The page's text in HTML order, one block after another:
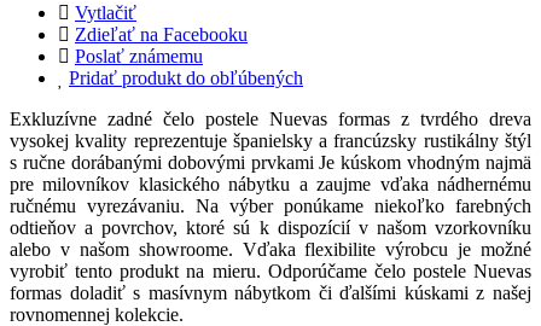
Vytlačiť
Zdieľať na Facebooku
Poslať známemu
Pridať produkt do obľúbených
Exkluzívne zadné čelo postele Nuevas formas z tvrdého dreva
vysokej kvality reprezentuje španielsky a francúzsky rustikálny štýl
s ručne dorábanými dobovými prvkami Je kúskom vhodným najmä
pre milovníkov klasického nábytku a zaujme vďaka nádhernému
ručnému vyrezávaniu. Na výber ponúkame niekoľko farebných
odtieňov a povrchov, ktoré sú k dispozícií v našom vzorkovníku
alebo v našom showroome. Vďaka flexibilite výrobcu je možné
vyrobiť tento produkt na mieru. Odporúčame čelo postele Nuevas
formas doladiť s masívnym nábytkom či ďalšími kúskami z našej
rovnomennej kolekcie.